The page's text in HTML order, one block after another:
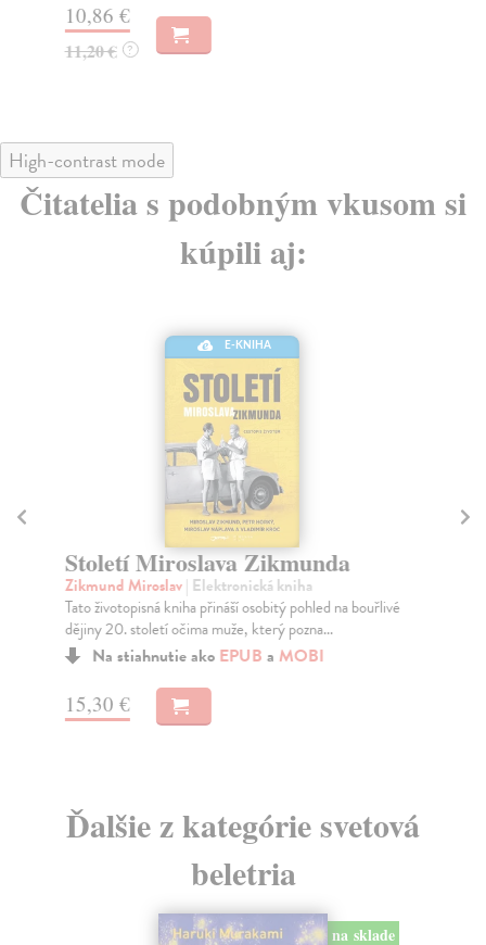
10,86 €
11,20 € ?
High-contrast mode
Čitatelia s podobným vkusom si
kúpili aj:
E-KNIHA
Století Miroslava Zikmunda
Zikmund Miroslav| Elektronická kniha
Tato životopisná kniha přináší osobitý pohled na bouřlivé
dějiny 20. století očima muže, který pozna...
Na stiahnutie ako EPUB a MOBI
15,30 €
Ďalšie z kategórie svetová
beletria
na sklade